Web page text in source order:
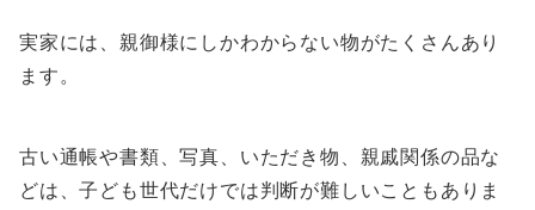
実家には、親御様にしかわからない物がたくさんあり
ます。
古い通帳や書類、写真、いただき物、親戚関係の品な
どは、子ども世代だけでは判断が難しいこともありま